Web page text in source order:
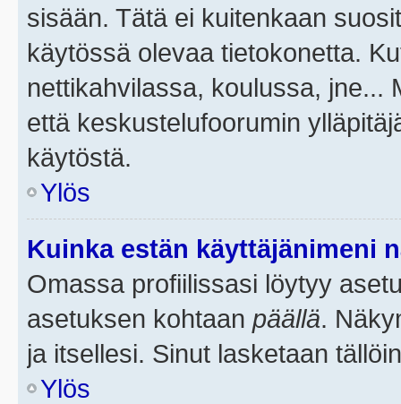
sisään. Tätä ei kuitenkaan
käytössä olevaa tietokonetta.
nettikahvilassa, koulussa, jne...
että keskustelufoorumin
käytöstä.
Ylös
Kuinka estän käyttäjänimeni
Omassa profiilissasi löytyy
asetuksen kohtaan päällä.
ja itsellesi. Sinut lasketaan
Ylös